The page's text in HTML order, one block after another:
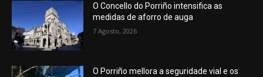
O Concello do Porriño intensifica as
medidas de aforro de auga
7 Agosto, 2026
O Porriño mellora a seguridade vial e os